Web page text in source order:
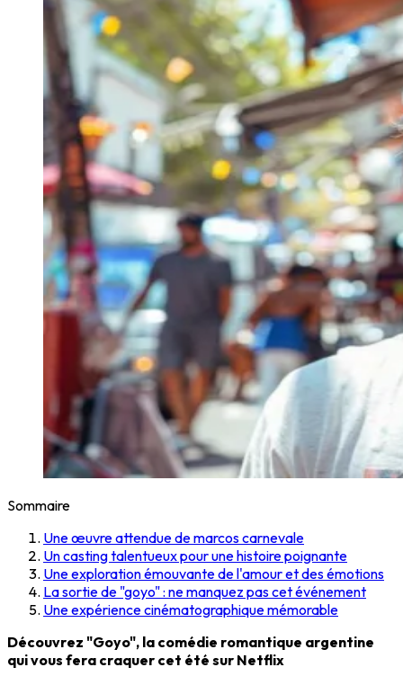
Sommaire
Une œuvre attendue de marcos carnevale
Un casting talentueux pour une histoire poignante
Une exploration émouvante de l'amour et des émotions
La sortie de "goyo" : ne manquez pas cet événement
Une expérience cinématographique mémorable
Découvrez "Goyo", la comédie romantique argentine
qui vous fera craquer cet été sur Netflix